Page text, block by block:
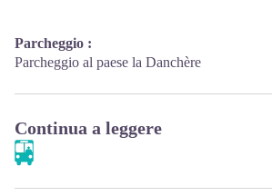
Parcheggio :
Parcheggio al paese la Danchère
Continua a leggere